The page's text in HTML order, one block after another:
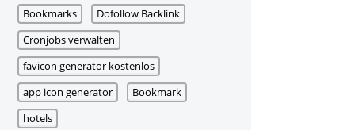
Bookmarks
Dofollow Backlink
Cronjobs verwalten
favicon generator kostenlos
app icon generator
Bookmark
hotels